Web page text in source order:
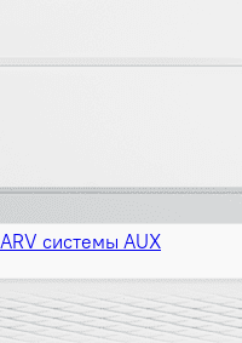
системы AUX